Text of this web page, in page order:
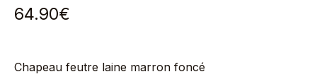
64.90€
Chapeau feutre laine marron foncé